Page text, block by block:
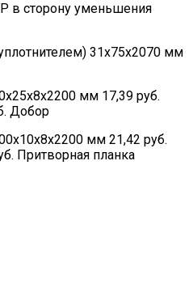
сторону уменьшения
31х75х2070 мм
мм 17,39 руб.
Добор
мм 21,42 руб.
Притворная планка